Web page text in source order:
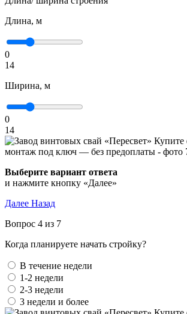
Длина, м
0
14
Ширина, м
0
14
Выберите вариант ответа
и нажмите кнопку «Далее»
Далее Назад
Вопрос 4 из 7
Когда планируете начать стройку?
В течение недели
1-2 недели
2-3 недели
3 недели и более